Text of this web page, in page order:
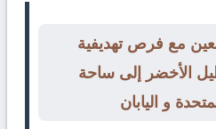
مع فرص تهديفية
الأخضر إلى ساحة
و اليابان